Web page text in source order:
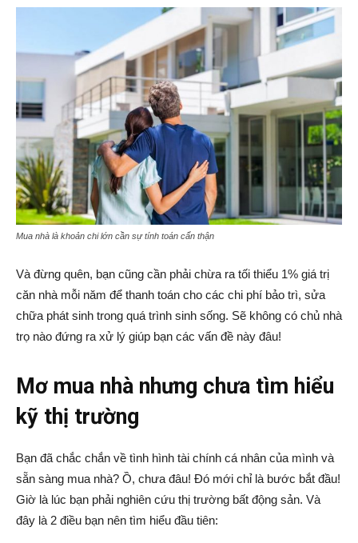
Mua nhà là khoản chi lớn cần sự tính toán cẩn thận
Và đừng quên, bạn cũng cần phải chừa ra tối thiểu 1% giá trị
căn nhà mỗi năm để thanh toán cho các chi phí bảo trì, sửa
chữa phát sinh trong quá trình sinh sống. Sẽ không có chủ nhà
trọ nào đứng ra xử lý giúp bạn các vấn đề này đâu!
Mơ mua nhà nhưng chưa tìm hiểu
kỹ thị trường
Bạn đã chắc chắn về tình hình tài chính cá nhân của mình và
sẵn sàng mua nhà? Ồ, chưa đâu! Đó mới chỉ là bước bắt đầu!
Giờ là lúc bạn phải nghiên cứu thị trường bất động sản. Và
đây là 2 điều bạn nên tìm hiểu đầu tiên: